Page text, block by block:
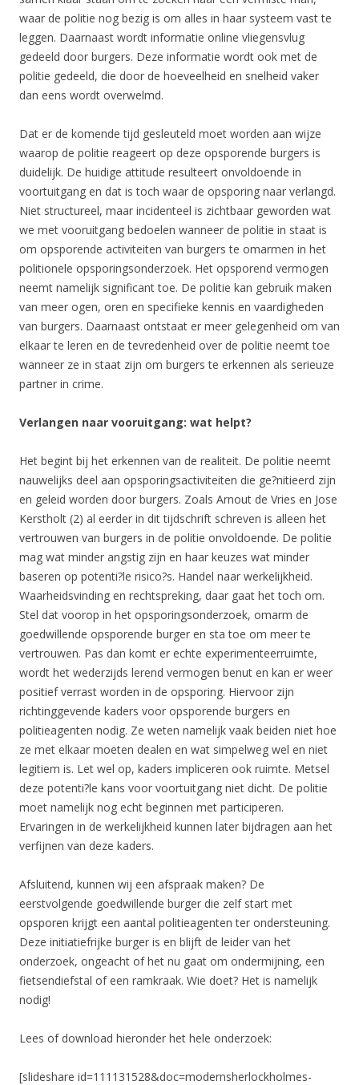
waar de politie nog bezig is om alles in haar systeem vast te
leggen. Daarnaast wordt informatie online vliegensvlug
gedeeld door burgers. Deze informatie wordt ook met de
politie gedeeld, die door de hoeveelheid en snelheid vaker
dan eens wordt overwelmd.
Dat er de komende tijd gesleuteld moet worden aan wijze
waarop de politie reageert op deze opsporende burgers is
duidelijk. De huidige attitude resulteert onvoldoende in
voortuitgang en dat is toch waar de opsporing naar verlangd.
Niet structureel, maar incidenteel is zichtbaar geworden wat
we met vooruitgang bedoelen wanneer de politie in staat is
om opsporende activiteiten van burgers te omarmen in het
politionele opsporingsonderzoek. Het opsporend vermogen
neemt namelijk significant toe. De politie kan gebruik maken
van meer ogen, oren en specifieke kennis en vaardigheden
van burgers. Daarnaast ontstaat er meer gelegenheid om van
elkaar te leren en de tevredenheid over de politie neemt toe
wanneer ze in staat zijn om burgers te erkennen als serieuze
partner in crime.
Verlangen naar vooruitgang: wat helpt?
Het begint bij het erkennen van de realiteit. De politie neemt
nauwelijks deel aan opsporingsactiviteiten die ge?nitieerd zijn
en geleid worden door burgers. Zoals Arnout de Vries en Jose
Kerstholt (2) al eerder in dit tijdschrift schreven is alleen het
vertrouwen van burgers in de politie onvoldoende. De politie
mag wat minder angstig zijn en haar keuzes wat minder
baseren op potenti?le risico?s. Handel naar werkelijkheid.
Waarheidsvinding en rechtspreking, daar gaat het toch om.
Stel dat voorop in het opsporingsonderzoek, omarm de
goedwillende opsporende burger en sta toe om meer te
vertrouwen. Pas dan komt er echte experimenteerruimte,
wordt het wederzijds lerend vermogen benut en kan er weer
positief verrast worden in de opsporing. Hiervoor zijn
richtinggevende kaders voor opsporende burgers en
politieagenten nodig. Ze weten namelijk vaak beiden niet hoe
ze met elkaar moeten dealen en wat simpelweg wel en niet
legitiem is. Let wel op, kaders impliceren ook ruimte. Metsel
deze potenti?le kans voor voortuitgang niet dicht. De politie
moet namelijk nog echt beginnen met participeren.
Ervaringen in de werkelijkheid kunnen later bijdragen aan het
verfijnen van deze kaders.
Afsluitend, kunnen wij een afspraak maken? De
eerstvolgende goedwillende burger die zelf start met
opsporen krijgt een aantal politieagenten ter ondersteuning.
Deze initiatiefrijke burger is en blijft de leider van het
onderzoek, ongeacht of het nu gaat om ondermijning, een
fietsendiefstal of een ramkraak. Wie doet? Het is namelijk
nodig!
Lees of download hieronder het hele onderzoek:
[slideshare id=111131528&doc=modernsherlockholmes-